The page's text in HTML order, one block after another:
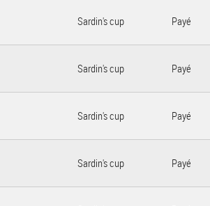
Sardin's cup Payé
Sardin's cup Payé
Sardin's cup Payé
Sardin's cup Payé